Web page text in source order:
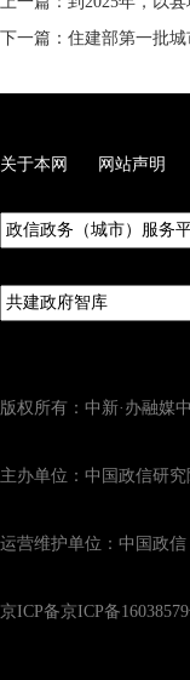
下一篇：住建部第一批
关于本网 网站声明
版权所有：中新·办融
主办单位：中国政信研究
运营维护单位：中国政
京ICP备京ICP备